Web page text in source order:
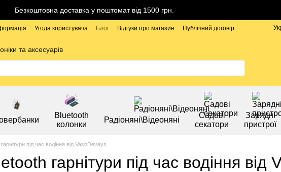
Безкоштовна доставка у поштомат від 1500 грн.
Угода користувача Блог Відгуки про магазин
Публічний договір
та аксесуарів
Bluetooth
колонки
Радіоняні\Відеоняні
Садові
секатори
Зарядні
пристрої
під час водіння від VashDevays
гарнітури під час водіння від